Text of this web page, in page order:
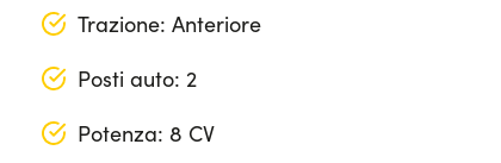
Trazione: Anteriore
Posti auto: 2
Potenza: 8 CV